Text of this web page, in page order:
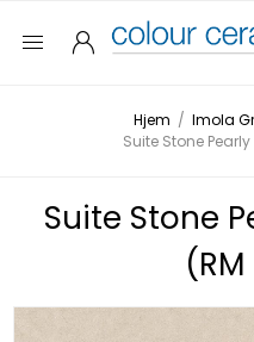
Hjem / Imola
Suite Stone
Suite Stone